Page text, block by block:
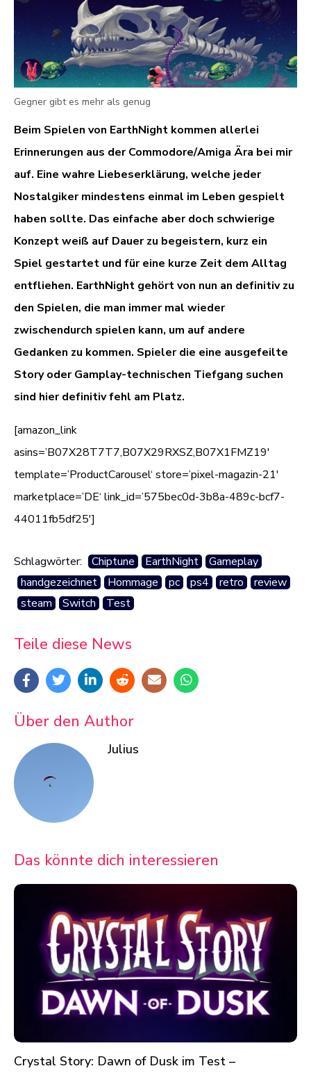
Gegner gibt es mehr als genug
Beim Spielen von EarthNight kommen allerlei
Erinnerungen aus der Commodore/Amiga Ära bei mir
auf. Eine wahre Liebeserklärung, welche jeder
Nostalgiker mindestens einmal im Leben gespielt
haben sollte. Das einfache aber doch schwierige
Konzept weiß auf Dauer zu begeistern, kurz ein
Spiel gestartet und für eine kurze Zeit dem Alltag
entfliehen. EarthNight gehört von nun an definitiv zu
den Spielen, die man immer mal wieder
zwischendurch spielen kann, um auf andere
Gedanken zu kommen. Spieler die eine ausgefeilte
Story oder Gamplay-technischen Tiefgang suchen
sind hier definitiv fehl am Platz.
[amazon_link
asins=’B07X28T7T7,B07X29RXSZ,B07X1FMZ19′
template=’ProductCarousel‘ store=’pixel-magazin-21′
marketplace=’DE‘ link_id=’575bec0d-3b8a-489c-bcf7-
44011fb5df25′]
Schlagwörter: Chiptune EarthNight
Gameplay
handgezeichnet
Hommage pc ps4 retro
review
steam
Switch Test
Teile diese News
Über den Author
Julius
Das könnte dich interessieren
Crystal Story: Dawn of Dusk im Test –